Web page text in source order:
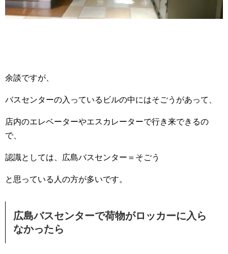
余談ですが、
バスセンターの入っているビルの中にはそごうがあって、
店内のエレベーターやエスカレーターで行き来できるの
で、
認識としては、広島バスセンター＝そごう
と思っている人の方が多いです。
広島バスセンターで荷物がロッカーに入ら
なかったら